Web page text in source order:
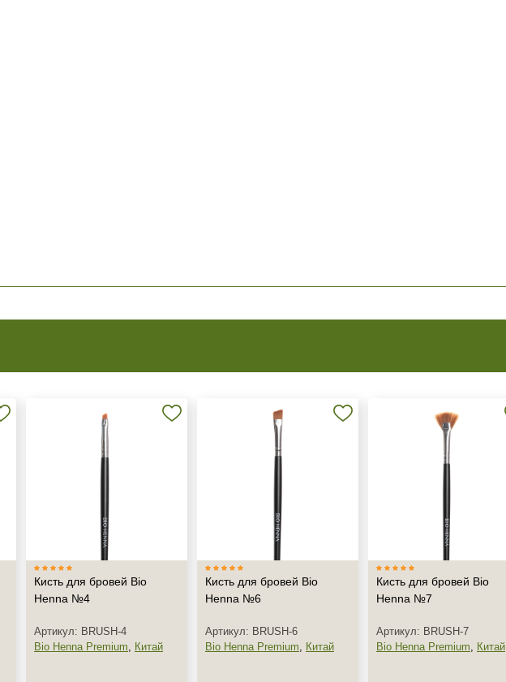
Кисть для бровей Bio
Henna №4
Артикул: BRUSH-4
Bio Henna Premium, Китай
Кисть для бровей Bio
Henna №6
Артикул: BRUSH-6
Bio Henna Premium, Китай
Кисть для бровей Bio
Henna №7
Артикул: BRUSH-7
Bio Henna Premium, Китай
Не показывать предложение о консультации